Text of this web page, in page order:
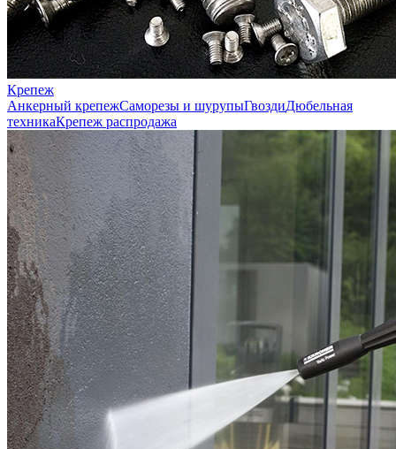
Крепеж
Анкерный крепежСаморезы и шурупыГвоздиДюбельная
техникаКрепеж распродажа